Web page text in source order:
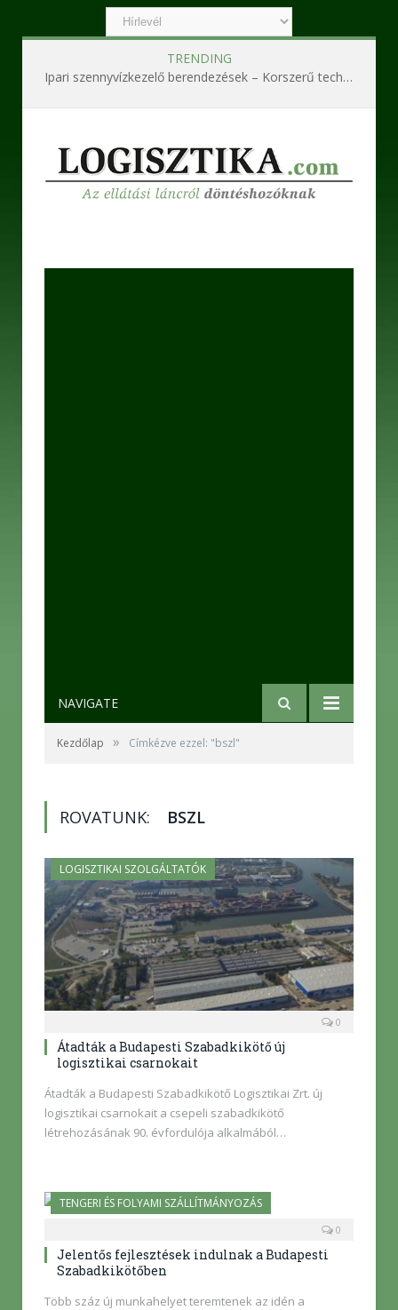
TRENDING
Ipari szennyvízkezelő berendezések – Korszerű technológiák a hatékony és fenntartható működésért
NAVIGATE
Kezdőlap » Címkézve ezzel: "bszl"
ROVATUNK: BSZL
LOGISZTIKAI SZOLGÁLTATÓK
0
Átadták a Budapesti Szabadkikötő új
logisztikai csarnokait
Átadták a Budapesti Szabadkikötő Logisztikai Zrt. új
logisztikai csarnokait a csepeli szabadkikötő
létrehozásának 90. évfordulója alkalmából…
TENGERI ÉS FOLYAMI SZÁLLÍTMÁNYOZÁS
0
Jelentős fejlesztések indulnak a Budapesti
Szabadkikötőben
Több száz új munkahelyet teremtenek az idén a